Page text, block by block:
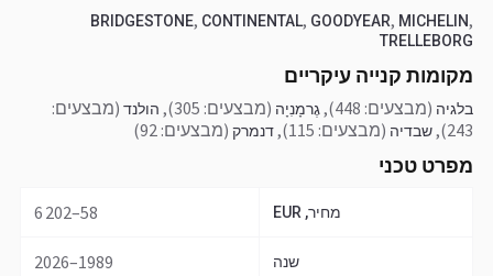
BRIDGESTONE, CONTINENTAL, GOODYEAR, MICHELIN,
TRELLEBORG
מקומות קנייה עיקריים
בלגיה (מבצעים: 448) ,גֶרמָנִיָה (מבצעים: 305) , הולנד (מבצעים:
243)
,שבדיה (מבצעים: 115) ,דנמרק (מבצעים: 92)
מפרט טכני
מחיר, EUR 58–6 202
שנה 1989–2026